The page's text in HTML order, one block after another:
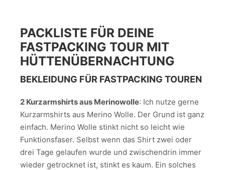
PACKLISTE FÜR DEINE
FASTPACKING TOUR MIT
HÜTTENÜBERNACHTUNG
BEKLEIDUNG FÜR FASTPACKING TOUREN
2 Kurzarmshirts aus Merinowolle: Ich nutze gerne
Kurzarmshirts aus Merino Wolle. Der Grund ist ganz
einfach. Merino Wolle stinkt nicht so leicht wie
Funktionsfaser. Selbst wenn das Shirt zwei oder
drei Tage gelaufen wurde und zwischendrin immer
wieder getrocknet ist, stinkt es kaum. Ein solches